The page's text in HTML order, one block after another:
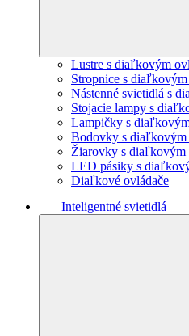
Lustre s diaľkovým
Stropnice s
Nástenné svietidlá s
Stojacie lampy s
Lampičky s
Bodovky s diaľkovým
Žiarovky s diaľkovým
LED pásiky s
Diaľkové ovládače
Inteligentné svietidlá